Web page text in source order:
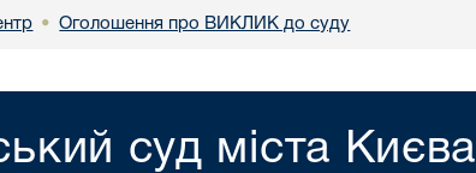
• Оголошення про ВИКЛИК до суду
суд міста Києва